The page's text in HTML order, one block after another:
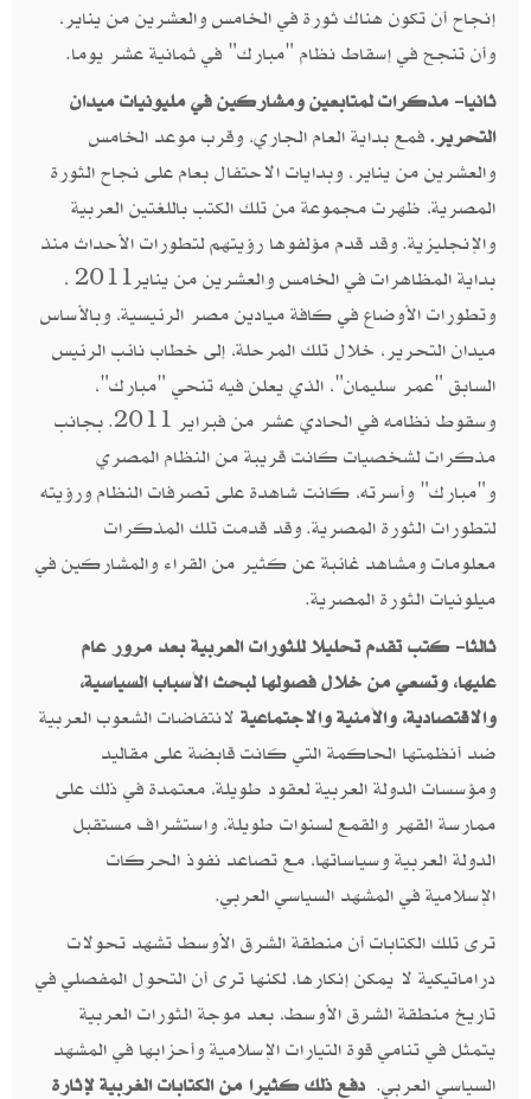
إنجاح أن تكون هناك ثورة في الخامس والعشرين من يناير،
وأن تنجح في إسقاط نظام‮ "‬مبارك‮" ‬في ثمانية عشر يوما‮.‬
ثانيا‮- ‬مذكرات لمتابعين ومشاركين في مليونيات ميدان
التحرير‮.
‬ فمع بداية العام الجاري،‮ ‬وقرب موعد الخامس
والعشرين من يناير،‮ ‬وبدايات الاحتفال بعام على نجاح الثورة
المصرية، ظهرت مجموعة من تلك الكتب باللغتين العربية
والإنجليزية‮. ‬وقد قدم مؤلفوها رؤيتهم لتطورات الأحداث منذ
‬وتطورات الأوضاع في كافة ميادين مصر الرئيسية،‮ ‬وبالأساس
‬وسقوط نظامه في الحادي عشر من فبراير‮ ‬‭.‬2011‮ ‬بجانب
مذكرات لشخصيات كانت قريبة من النظام المصري
و"مبارك‮" ‬وأسرته،‮ ‬كانت شاهدة على تصرفات النظام ورؤيته
لتطورات الثورة المصرية‮.‬ وقد قدمت تلك المذكرات
معلومات ومشاهد‮ ‬غائبة عن كثير من القراء والمشاركين في
ميلونيات الثورة المصرية‮.‬
ثالثا‮- ‬كتب تقدم تحليلا للثورات العربية بعد مرور عام
عليها،‮ ‬وتسعي من خلال فصولها لبحث الأسباب السياسية،
والاقتصادية، والأمنية والاجتماعية لانتفاضات الشعوب العربية
ضد أنظمتها الحاكمة التي كانت قابضة على مقاليد
ومؤسسات الدولة العربية لعقود طويلة،‮ ‬معتمدة في ذلك على
ممارسة القهر والقمع لسنوات طويلة، واستشراف مستقبل
الدولة العربية وسياساتها،‮ ‬مع تصاعد نفوذ الحركات
الإسلامية في المشهد السياسي العربي‮.‬
ترى تلك الكتابات أن منطقة الشرق الأوسط تشهد تحولات
دراماتيكية لا يمكن إنكارها،‮ ‬لكنها ترى أن التحول المفصلي في
تاريخ منطقة الشرق الأوسط،‮ ‬بعد موجة الثورات العربية
يتمثل في تنامي قوة التيارات الإسلامية وأحزابها في المشهد
السياسي العربي‮. ‬ دفع ذلك كثيرا من الكتابات الغربية لإثارة